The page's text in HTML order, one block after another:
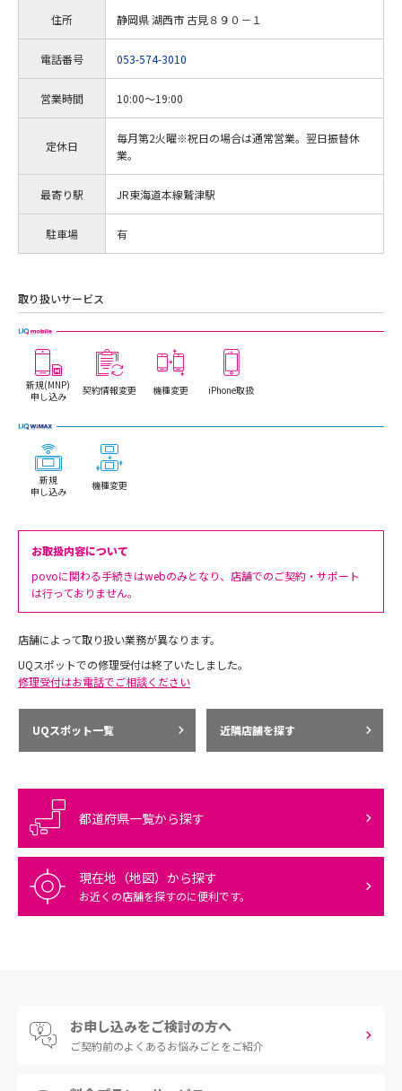
住所 静岡県 湖西市 古見８９０－１
電話番号 053-574-3010
営業時間 10:00～19:00
定休日
毎月第2火曜※祝日の場合は通常営業。翌日振替休
業。
最寄り駅 JR東海道本線鷲津駅
駐車場 有
取り扱いサービス
新規(MNP)
申し込み
契約情報変更 機種変更 iPhone取扱
新規
申し込み
機種変更
お取扱内容について
povoに関わる手続きはwebのみとなり、店舗でのご契約・サポート
は行っておりません。
店舗によって取り扱い業務が異なります。
UQスポットでの修理受付は終了いたしました。
修理受付はお電話でご相談ください
UQスポット一覧 近隣店舗を探す
都道府県一覧から探す
現在地（地図）から探す
お近くの店舗を探すのに便利です。
お申し込みをご検討の方へ
ご契約前のよくあるお悩みごとをご紹介